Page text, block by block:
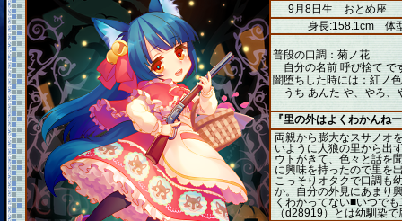
9月8日生 おとめ座
身長:158.1cm 体
普段の口調：菊ノ花
自分の名前 呼び捨て で
闇堕ちした時には：紅ノ色
うち あんた や、やろ、
『里の外はよくわかんね
両親から膨大なスサノオ
いように人狼の里から出
ウトがきて、色々と話を
に興味を持ったので里を
こっそりオタクで口調も
か。自分の外見にあまり
くわかってない■いつで
（d28919）とは幼馴染で